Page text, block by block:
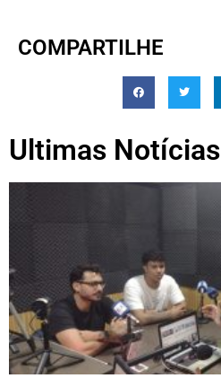
COMPARTILHE
Ultimas Notícias